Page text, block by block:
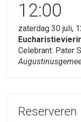
12:00
zaterdag 30 juli,
Celebrant: Pater
Reserveren